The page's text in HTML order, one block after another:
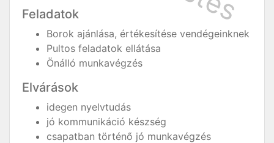
Feladatok
Borok ajánlása, értékesítése vendégeinknek
Pultos feladatok ellátása
Önálló munkavégzés
Elvárások
idegen nyelvtudás
jó kommunikáció készség
csapatban történő jó munkavégzés